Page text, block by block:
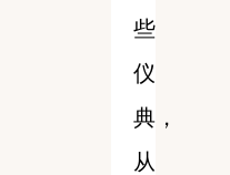
些
仪
典，
从